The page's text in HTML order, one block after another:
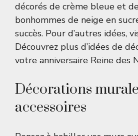
décorés de crème bleue et
bonhommes de neige en
succès. Pour d’autres idées,
Découvrez plus d’idées de
votre anniversaire Reine des
Décorations
accessoires